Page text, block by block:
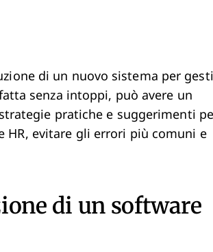
di un nuovo sistema per
senza intoppi, può avere un
pratiche e suggerimenti
HR, evitare gli errori più comuni e
di un software